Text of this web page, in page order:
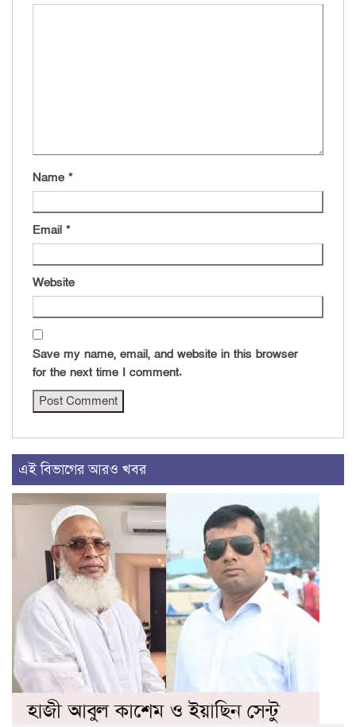
Name *
Email *
Website
Save my name, email, and website in this browser
for the next time I comment.
এই বিভাগের আরও খবর